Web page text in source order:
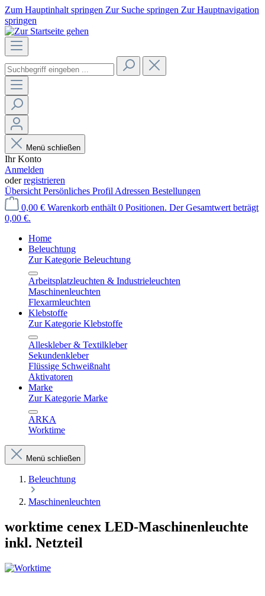
Zum Hauptinhalt springen Zur Suche springen Zur Hauptnavigation
springen
Menü schließen
Ihr Konto
Anmelden
oderregistrieren
Übersicht Persönliches Profil Adressen Bestellungen
0,00 € Warenkorb enthält 0 Positionen. Der Gesamtwert beträgt
0,00 €.
Home
Beleuchtung
Zur Kategorie Beleuchtung
Arbeitsplatzleuchten & Industrieleuchten
Maschinenleuchten
Flexarmleuchten
Klebstoffe
Zur Kategorie Klebstoffe
Alleskleber & Textilkleber
Sekundenkleber
Flüssige Schweißnaht
Aktivatoren
Marke
Zur Kategorie Marke
ARKA
Worktime
Menü schließen
Beleuchtung
Maschinenleuchten
worktime cenex LED-Maschinenleuchte
inkl. Netzteil